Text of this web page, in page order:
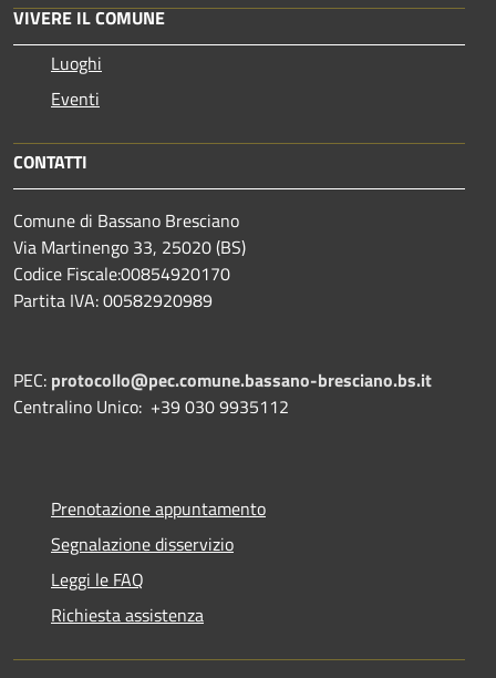
VIVERE IL COMUNE
Luoghi
Eventi
CONTATTI
Comune di Bassano Bresciano
Via Martinengo 33, 25020 (BS)
Codice Fiscale:00854920170
Partita IVA: 00582920989
PEC: protocollo@pec.comune.bassano-bresciano.bs.it
Centralino Unico: +39 030 9935112
Prenotazione appuntamento
Segnalazione disservizio
Leggi le FAQ
Richiesta assistenza